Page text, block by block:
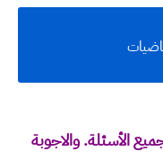
الأسئلة. والاجوبة